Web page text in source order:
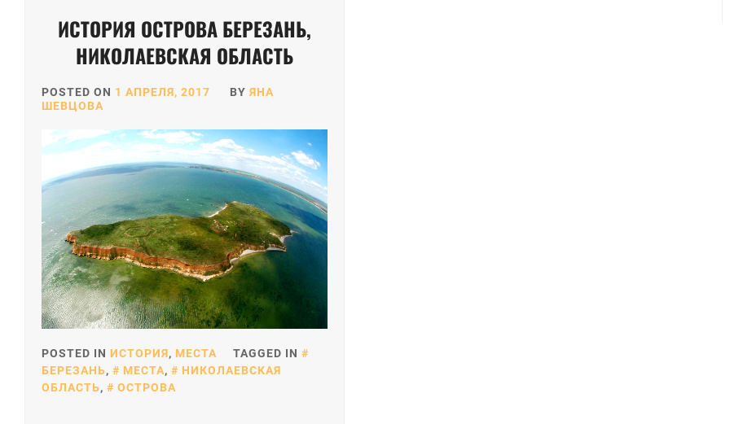
ИСТОРИЯ ОСТРОВА БЕРЕЗАНЬ,
НИКОЛАЕВСКАЯ ОБЛАСТЬ
POSTED ON 1 АПРЕЛЯ, 2017 BY ЯНА
ШЕВЦОВА
POSTED IN ИСТОРИЯ, МЕСТА
TAGGED IN
БЕРЕЗАНЬ, МЕСТА,
НИКОЛАЕВСКАЯ
ОБЛАСТЬ, ОСТРОВА